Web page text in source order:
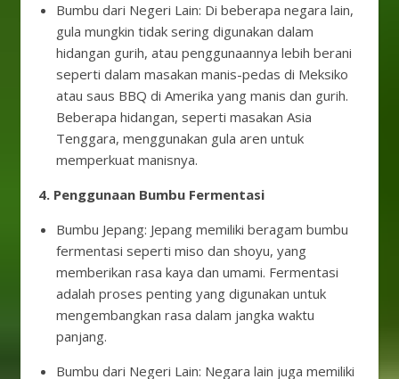
Bumbu dari Negeri Lain: Di beberapa negara lain,
gula mungkin tidak sering digunakan dalam
hidangan gurih, atau penggunaannya lebih berani
seperti dalam masakan manis-pedas di Meksiko
atau saus BBQ di Amerika yang manis dan gurih.
Beberapa hidangan, seperti masakan Asia
Tenggara, menggunakan gula aren untuk
memperkuat manisnya.
4. Penggunaan Bumbu Fermentasi
Bumbu Jepang: Jepang memiliki beragam bumbu
fermentasi seperti miso dan shoyu, yang
memberikan rasa kaya dan umami. Fermentasi
adalah proses penting yang digunakan untuk
mengembangkan rasa dalam jangka waktu
panjang.
Bumbu dari Negeri Lain: Negara lain juga memiliki